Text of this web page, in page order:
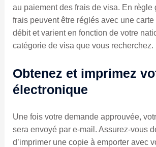
au paiement des frais de visa. En règle
frais peuvent être réglés avec une
débit et varient en fonction de votre
catégorie de visa que vous recherchez.
Obtenez et imprimez
électronique
Une fois votre demande approuvée,
sera envoyé par e-mail. Assurez-vous
d’imprimer une copie à emporter avec